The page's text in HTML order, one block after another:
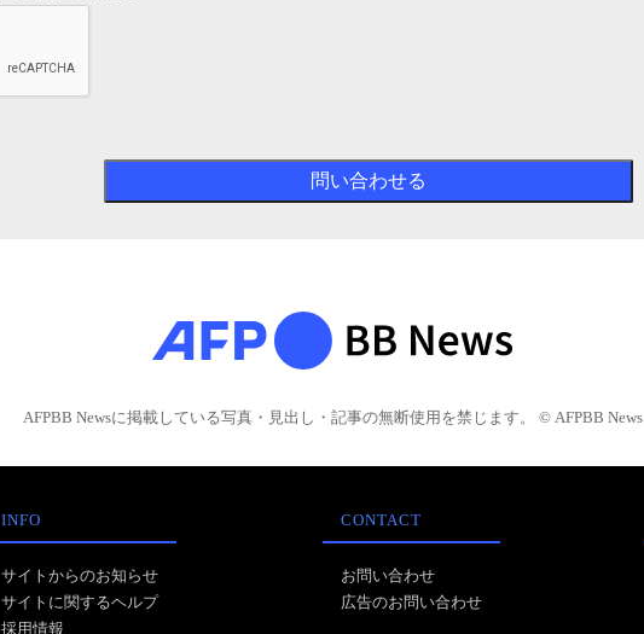
AFPBB Newsに掲載している写真・見出し・記事の無断使用を禁じます。 © AFPBB News
INFO
サイトからのお知らせ
サイトに関するヘルプ
採用情報
CONTACT
お問い合わせ
広告のお問い合わせ